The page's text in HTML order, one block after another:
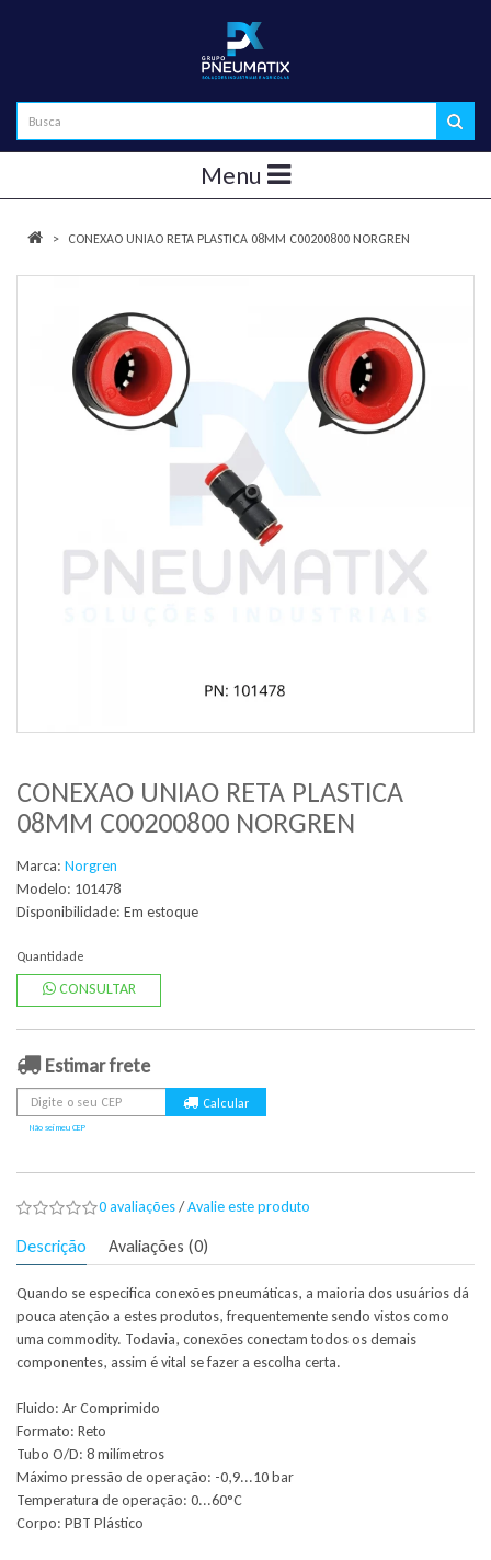
Menu
CONEXAO UNIAO RETA PLASTICA 08MM C00200800 NORGREN
CONEXAO UNIAO RETA PLASTICA
08MM C00200800 NORGREN
Marca: Norgren
Modelo: 101478
Disponibilidade: Em estoque
Quantidade
CONSULTAR
Estimar frete
Não sei meu CEP
0 avaliações/Avalie este produto
Descrição Avaliações (0)
Quando se especifica conexões pneumáticas, a maioria dos usuários dá
pouca atenção a estes produtos, frequentemente sendo vistos como
uma commodity. Todavia, conexões conectam todos os demais
componentes, assim é vital se fazer a escolha certa.
Fluido: Ar Comprimido
Formato: Reto
Tubo O/D: 8 milímetros
Máximo pressão de operação: -0,9...10 bar
Temperatura de operação: 0...60°C
Corpo: PBT Plástico